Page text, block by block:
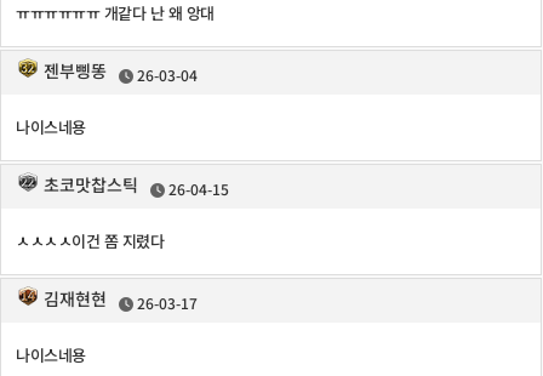
ㅠㅠㅠㅠㅠㅠ 개같다 난 왜 앙대
젠부삥똥 26-03-04
나이스네용
초코맛찹스틱 26-04-15
ㅅㅅㅅㅅ이건 쫌 지렸다
김재현현 26-03-17
나이스네용